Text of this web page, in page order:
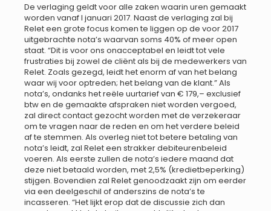
De verlaging geldt voor alle zaken waarin uren gemaakt
worden vanaf l januari 2017. Naast de verlaging zal bij
Relet een grote focus komen te liggen op de voor 2017
uitgebrachte nota’s waarvan soms 40% of meer open
staat. “Dit is voor ons onacceptabel en leidt tot vele
frustraties bij zowel de cliënt als bij de medewerkers van
Relet. Zoals gezegd, leidt het enorm af van het belang
waar wij voor optreden; het belang van de klant.” Als
nota’s, ondanks het reële uurtarief van € 179,– exclusief
btw en de gemaakte afspraken niet worden vergoed,
zal direct contact gezocht worden met de verzekeraar
om te vragen naar de reden en om het verdere beleid
af te stemmen. Als overleg niet tot betere betaling van
nota’s leidt, zal Relet een strakker debiteurenbeleid
voeren. Als eerste zullen de nota’s iedere maand dat
deze niet betaald worden, met 2,5% (kredietbeperking)
stijgen. Bovendien zal Relet genoodzaakt zijn om eerder
via een deelgeschil of anderszins de nota’s te
incasseren. “Het lijkt erop dat de discussie zich dan